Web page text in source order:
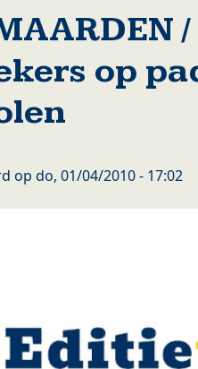
/
op
op do, 01/04/2010 - 17:02